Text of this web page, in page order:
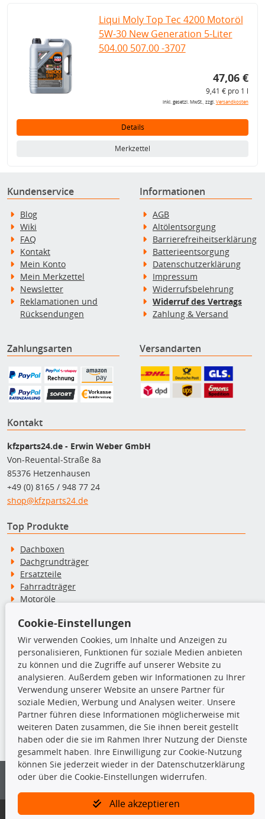
Liqui Moly Top Tec 4200 Motoröl
5W-30 New Generation 5-Liter
504.00 507.00 -3707
47,06 €
9,41 € pro 1 l
inkl. gesetzl. MwSt., zzgl.Versandkosten
Details
Merkzettel
Kundenservice
Blog
Wiki
FAQ
Kontakt
Mein Konto
Mein Merkzettel
Newsletter
Reklamationen und
Rücksendungen
Informationen
AGB
Altölentsorgung
Barrierefreiheitserklärung
Batterieentsorgung
Datenschutzerklärung
Impressum
Widerrufsbelehrung
Widerruf des Vertrags
Zahlung & Versand
Zahlungsarten Versandarten
Kontakt
kfzparts24.de - Erwin Weber GmbH
Von-Reuental-Straße 8a
85376 Hetzenhausen
+49 (0) 8165 / 948 77 24
shop@kfzparts24.de
Top Produkte
Dachboxen
Dachgrundträger
Ersatzteile
Fahrradträger
Motoröle
Schneeketten
TecDoc Inside
Die hier angezeigten Daten insbesondere die gesamte Datenbank dürfen
nicht kopiert werden.
Es ist zu unterlassen, die Daten oder die gesamte Datenbank ohne
vorherige Zustimmung von TecDoc zu vervielfältigen, zu verbreiten
und/oder diese Handlungen durch Dritte ausführen zu lassen. Ein
Bitte prüfen Sie, ob das über unseren Onlineshop identifizierte Ersatzteil
Cookie-Einstellungen
Wir verwenden Cookies, um Inhalte und Anzeigen zu
personalisieren, Funktionen für soziale Medien anbieten
zu können und die Zugriffe auf unserer Website zu
analysieren. Außerdem geben wir Informationen zu Ihrer
Verwendung unserer Website an unsere Partner für
soziale Medien, Werbung und Analysen weiter. Unsere
Partner führen diese Informationen möglicherweise mit
weiteren Daten zusammen, die Sie ihnen bereit gestellt
haben oder die sie im Rahmen Ihrer Nutzung der Dienste
gesammelt haben. Ihre Einwilligung zur Cookie-Nutzung
können Sie jederzeit wieder in der Datenschutzerklärung
oder über die Cookie-Einstellungen widerrufen.
Alle akzeptieren